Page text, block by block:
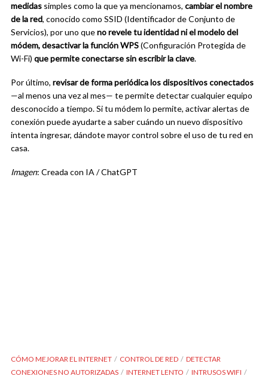
medidas simples como la que ya mencionamos, cambiar el nombre
de la red, conocido como SSID (Identificador de Conjunto de
Servicios), por uno queno revele tu identidad ni el modelo del
módem, desactivar la función WPS(Configuración Protegida de
Wi-Fi) que permite conectarse sin escribir la clave.
Por último, revisar de forma periódica los dispositivos conectados
—al menos una vez al mes— te permite detectar cualquier equipo
desconocido a tiempo. Si tu módem lo permite, activar alertas de
conexión puede ayudarte a saber cuándo un nuevo dispositivo
intenta ingresar, dándote mayor control sobre el uso de tu red en
casa.
Imagen: Creada con IA / ChatGPT
CÓMO MEJORAR EL INTERNET CONTROL DE RED
DETECTAR
CONEXIONES NO AUTORIZADAS
INTERNET LENTO
INTRUSOS WIFI